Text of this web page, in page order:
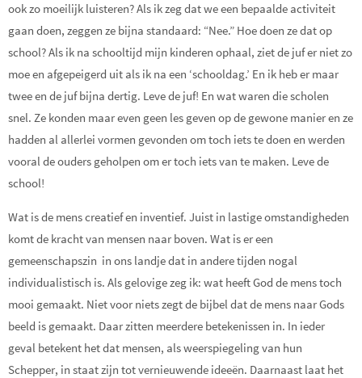
ook zo moeilijk luisteren? Als ik zeg dat we een bepaalde activiteit
gaan doen, zeggen ze bijna standaard: “Nee.” Hoe doen ze dat op
school? Als ik na schooltijd mijn kinderen ophaal, ziet de juf er niet zo
moe en afgepeigerd uit als ik na een ‘schooldag.’ En ik heb er maar
twee en de juf bijna dertig. Leve de juf! En wat waren die scholen
snel. Ze konden maar even geen les geven op de gewone manier en ze
hadden al allerlei vormen gevonden om toch iets te doen en werden
vooral de ouders geholpen om er toch iets van te maken. Leve de
school!
Wat is de mens creatief en inventief. Juist in lastige omstandigheden
komt de kracht van mensen naar boven. Wat is er een
gemeenschapszin in ons landje dat in andere tijden nogal
individualistisch is. Als gelovige zeg ik: wat heeft God de mens toch
mooi gemaakt. Niet voor niets zegt de bijbel dat de mens naar Gods
beeld is gemaakt. Daar zitten meerdere betekenissen in. In ieder
geval betekent het dat mensen, als weerspiegeling van hun
Schepper, in staat zijn tot vernieuwende ideeën. Daarnaast laat het